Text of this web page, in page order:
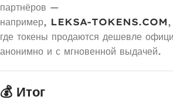
партнёров —
например, LEKSA-TOKENS.COM,
где токены продаются дешевле
анонимно и с мгновенной выдачей.
💰 Итог